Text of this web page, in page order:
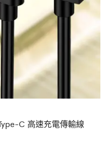
C 高速充電傳輸線